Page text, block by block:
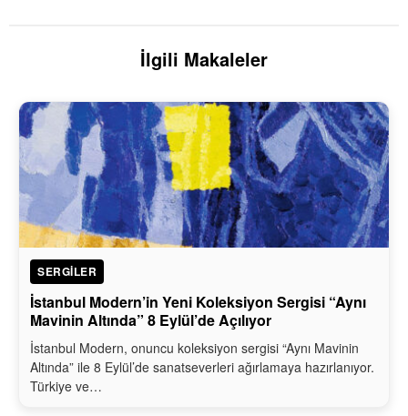
İlgili Makaleler
SERGILER
İstanbul Modern’in Yeni Koleksiyon Sergisi “Aynı
Mavinin Altında” 8 Eylül’de Açılıyor
İstanbul Modern, onuncu koleksiyon sergisi “Aynı Mavinin
Altında” ile 8 Eylül’de sanatseverleri ağırlamaya hazırlanıyor.
Türkiye ve…